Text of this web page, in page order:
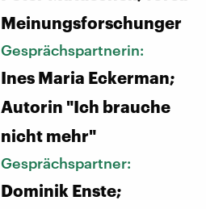
Meinungsforschunger
Gesprächspartnerin:
Ines Maria Eckerman;
Autorin "Ich brauche
nicht mehr"
Gesprächspartner:
Dominik Enste;